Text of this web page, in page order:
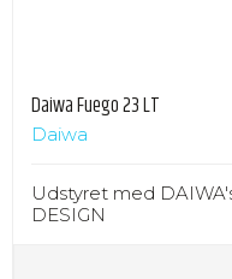
Daiwa Fuego 23 LT
Daiwa
Udstyret med
DESIGN